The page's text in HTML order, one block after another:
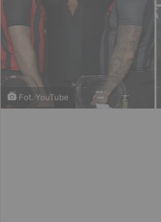
Fot. YouTube